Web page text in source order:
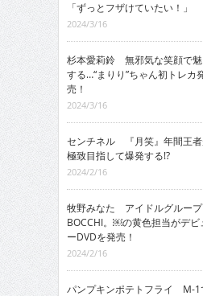
「ずっとフザけていたい！」
2024/3/16
杉本愛莉鈴 無邪気な笑顔で魅
する…“まりり”ちゃん初トレカ
売！
2024/3/16
センチネル 『月笑』年間王
極致目指して爆発する!?
2024/2/16
牧野みなた アイドルグループ
BOCCHI。￼の黄色担当がデビ
ーDVDを発売！
2024/2/16
パンプキンポテトフライ M-1